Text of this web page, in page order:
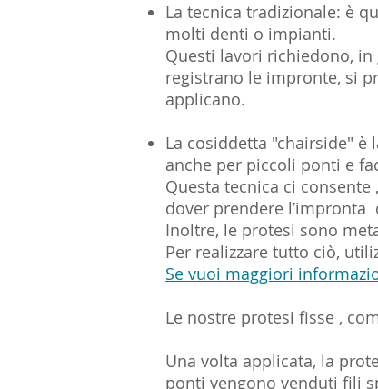
La tecnica tradizionale: è
molti denti o impianti.
Questi lavori richiedono,
registrano le impronte, si
applicano.
La cosiddetta "chairside"
anche per piccoli ponti e
Questa tecnica ci
dover prendere l’impronta
Inoltre, le protesi sono
Per realizzare tutto ciò,
Se vuoi maggiori
Le nostre protesi fisse ,
Una volta applicata, la
ponti vengono venduti fili